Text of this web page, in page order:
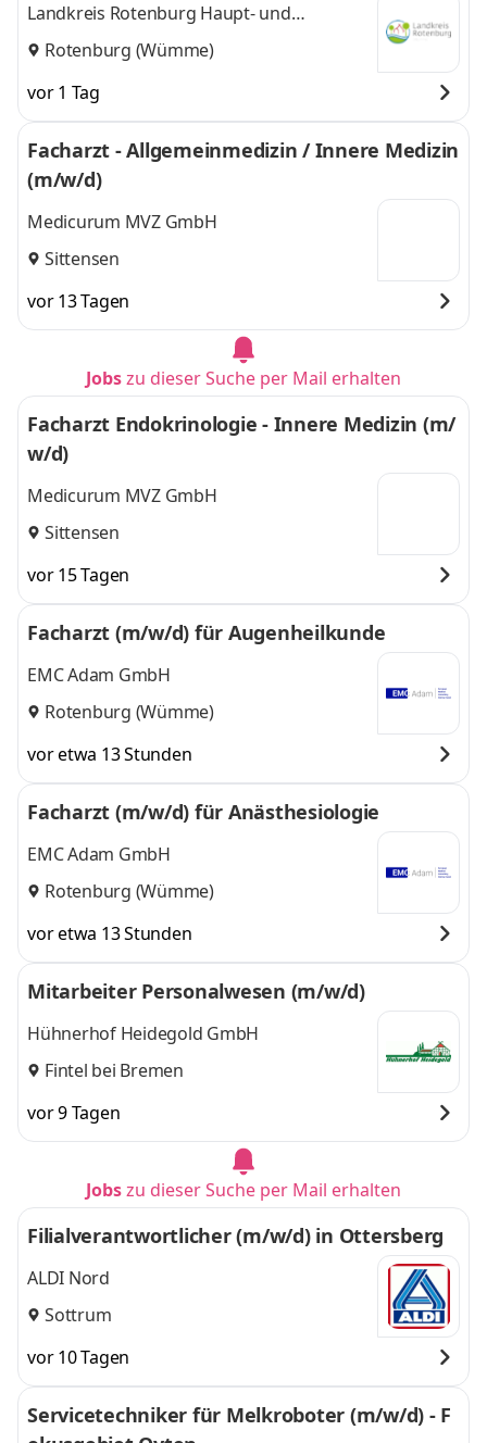
Landkreis Rotenburg Haupt- und
Personalamt
Rotenburg (Wümme)
vor 1 Tag
Facharzt - Allgemeinmedizin / Innere Medizin
(m/w/d)
Medicurum MVZ GmbH
Sittensen
vor 13 Tagen
Jobszu dieser Suche per Mail erhalten
Facharzt Endokrinologie - Innere Medizin (m/
w/d)
Medicurum MVZ GmbH
Sittensen
vor 15 Tagen
Facharzt (m/w/d) für Augenheilkunde
EMC Adam GmbH
Rotenburg (Wümme)
vor etwa 13 Stunden
Facharzt (m/w/d) für Anästhesiologie
EMC Adam GmbH
Rotenburg (Wümme)
vor etwa 13 Stunden
Mitarbeiter Personalwesen (m/w/d)
Hühnerhof Heidegold GmbH
Fintel bei Bremen
vor 9 Tagen
Jobszu dieser Suche per Mail erhalten
Filialverantwortlicher (m/w/d) in Ottersberg
ALDI Nord
Sottrum
vor 10 Tagen
Servicetechniker für Melkroboter (m/w/d) - F